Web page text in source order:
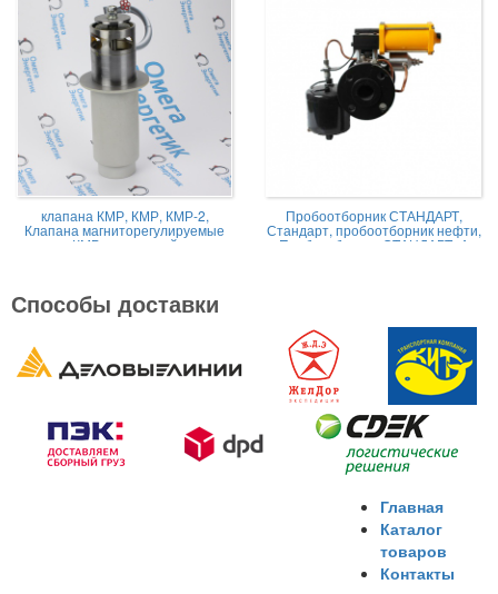
клапана КМР, КМР, КМР-2,
Клапана магниторегулируемые
КМР жидкостной
Пробоотборник СТАНДАРТ,
Стандарт, пробоотборник нефти,
Пробоотборник СТАНДАРТ -А
Способы доставки
Главная
Каталог
товаров
Контакты